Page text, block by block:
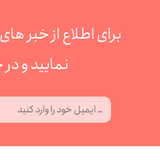
برای اطلاع از خبر
نمایید و